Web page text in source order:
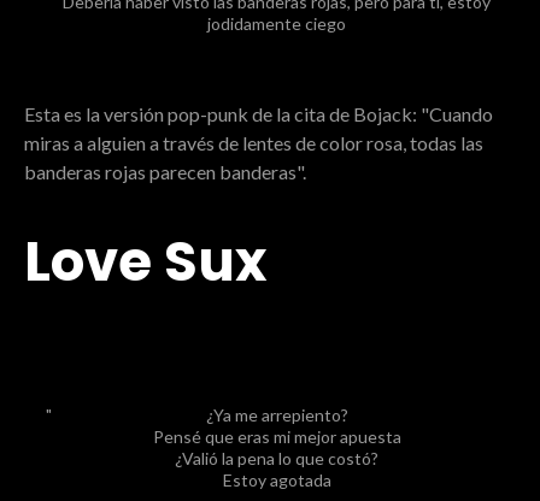
jodidamente ciego
Esta es la versión pop-punk de la cita de Bojack: "Cuando
miras a alguien a través de lentes de color rosa, todas las
banderas rojas parecen banderas".
Love Sux
¿Ya me arrepiento?
Pensé que eras mi mejor apuesta
¿Valió la pena lo que costó?
Estoy agotada